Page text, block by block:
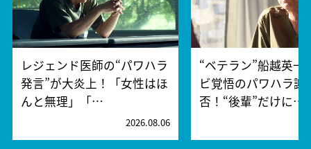
レジェンド医師の“パワハラ
発言”が大炎上！「女性はほ
んと無理」「…
2026.08.06
“ベテラン”船越英一
ビ覚悟のパワハラ謝
否！“後輩”だけに…